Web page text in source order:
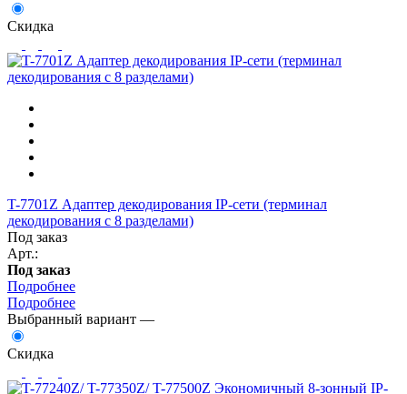
Скидка
T-7701Z Адаптер декодирования IP-сети (терминал
декодирования с 8 разделами)
Под заказ
Арт.:
Под заказ
Подробнее
Подробнее
Выбранный вариант —
Скидка